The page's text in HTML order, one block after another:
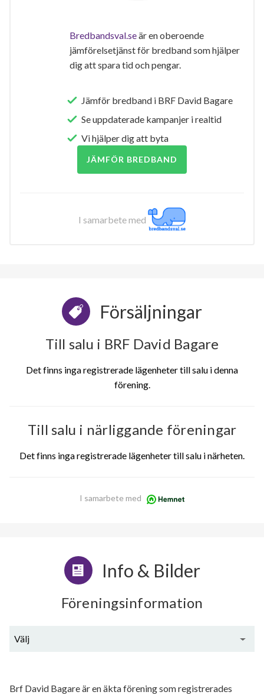
Bredbandsval.seär en oberoende
jämförelsetjänst för bredband som hjälper
dig att spara tid och pengar.
Jämför bredband i BRF David Bagare
Se uppdaterade kampanjer i realtid
Vi hjälper dig att byta
JÄMFÖR BREDBAND
I samarbete med
Försäljningar
Till salu i BRF David Bagare
Det finns inga registrerade lägenheter till salu i denna
förening.
Till salu i närliggande föreningar
Det finns inga registrerade lägenheter till salu i närheten.
I samarbete med
Info & Bilder
Föreningsinformation
Välj
Brf David Bagare är en äkta förening som registrerades